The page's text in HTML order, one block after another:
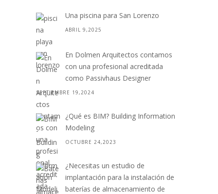
Una piscina para San Lorenzo
ABRIL 9,2025
En Dolmen Arquitectos contamos
con una profesional acreditada
como Passivhaus Designer
SEPTIEMBRE 19,2024
¿Qué es BIM? Building Information
Modeling
OCTUBRE 24,2023
¿Necesitas un estudio de
implantación para la instalación de
baterías de almacenamiento de